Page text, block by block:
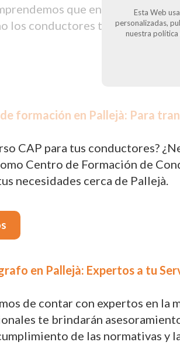
que en ocasiones
los conductores tienen derecho
formación en Pallejà: Para
CAP para tus conductores?
Centro de Formación de
necesidades cerca de Pallejà.
en Pallejà: Expertos a tu
de contar con expertos en
te brindarán
de las normativas y
Esta Web
personalizadas,
nuestra política